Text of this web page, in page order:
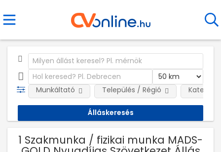
Munkáltató Település / Régió
1 Szakmunka / fizikai munka MADS-